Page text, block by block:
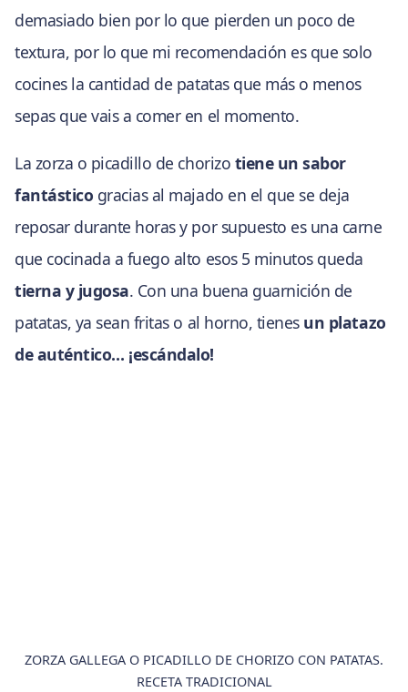
demasiado bien por lo que pierden un poco de
textura, por lo que mi recomendación es que solo
cocines la cantidad de patatas que más o menos
sepas que vais a comer en el momento.
La zorza o picadillo de chorizo tiene un sabor
fantástico gracias al majado en el que se deja
reposar durante horas y por supuesto es una carne
que cocinada a fuego alto esos 5 minutos queda
tierna y jugosa. Con una buena guarnición de
patatas, ya sean fritas o al horno, tienes un platazo
de auténtico… ¡escándalo!
ZORZA GALLEGA O PICADILLO DE CHORIZO CON PATATAS.
RECETA TRADICIONAL